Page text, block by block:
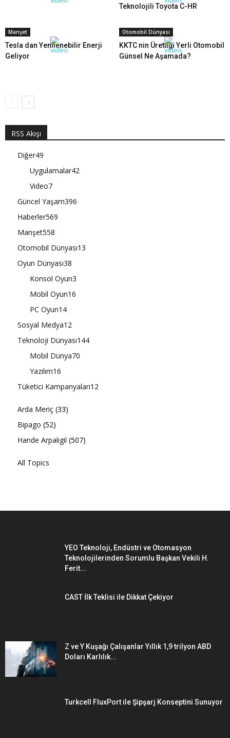
Teknolojili Toyota C-HR
Manşet
Tesla dan Yenilenebilir Enerji
Geliyor
Otomobil Dünyası
KKTC nin Ürettiği Yerli Otomobil
Günsel Ne Aşamada?
RSS Akışı
Diğer49
Uygulamalar42
Video7
Güncel Yaşam396
Haberler569
Manşet558
Otomobil Dünyası13
Oyun Dünyası38
Konsol Oyun3
Mobil Oyun16
PC Oyun14
Sosyal Medya12
Teknoloji Dünyası144
Mobil Dünya70
Yazılım16
Tüketici Kampanyaları12
Arda Meriç (33)
Bipago (52)
Hande Arpalıgil (507)
All Topics
YEO Teknoloji, Endüstri ve Otomasyon
Teknolojilerinden Sorumlu Başkan Vekili H.
Ferit...
CAST İlk Teklisi ile Dikkat Çekiyor
Z ve Y Kuşağı Çalışanlar Yıllık 1,9 trilyon ABD
Doları Karlılık...
Turkcell FluxPort ile Şipşarj Konseptini Sunuyor